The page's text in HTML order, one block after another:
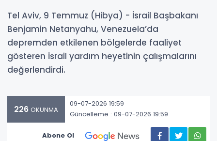
Tel Aviv, 9 Temmuz (Hibya) - İsrail Başbakanı
Benjamin Netanyahu, Venezuela’da
depremden etkilenen bölgelerde faaliyet
gösteren İsrail yardım heyetinin çalışmalarını
değerlendirdi.
226 OKUNMA
09-07-2026 19:59
Güncelleme : 09-07-2026 19:59
Abone Ol